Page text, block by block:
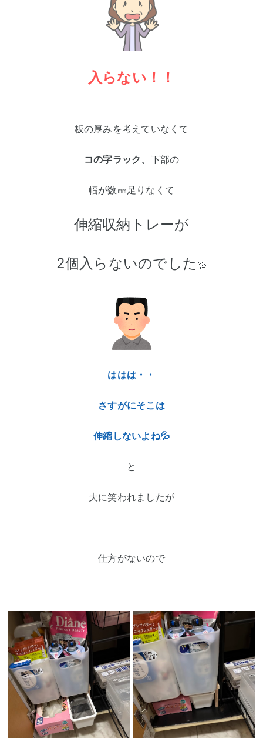
入らない！！
板の厚みを考えていなくて
コの字ラック、 下部の
幅が数㎜足りなくて
伸縮収納トレーが
2個入らないのでした 💦
ははは・・
さすがにそこは
伸縮しないよね💦
と
夫に笑われましたが
仕方がないので